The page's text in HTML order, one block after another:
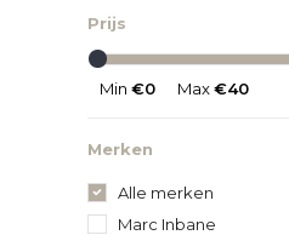
Prijs
Min €0 Max€40
Merken
Alle merken
Marc Inbane